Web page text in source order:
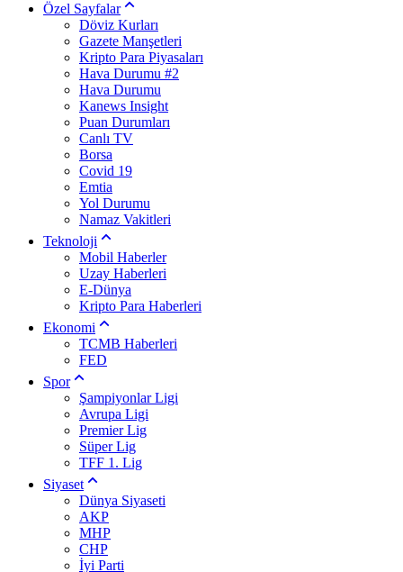
Özel Sayfalar
Döviz Kurları
Gazete Manşetleri
Kripto Para Piyasaları
Hava Durumu #2
Hava Durumu
Kanews Insight
Puan Durumları
Canlı TV
Borsa
Covid 19
Emtia
Yol Durumu
Namaz Vakitleri
Teknoloji
Mobil Haberler
Uzay Haberleri
E-Dünya
Kripto Para Haberleri
Ekonomi
TCMB Haberleri
FED
Spor
Şampiyonlar Ligi
Avrupa Ligi
Premier Lig
Süper Lig
TFF 1. Lig
Siyaset
Dünya Siyaseti
AKP
MHP
CHP
İyi Parti